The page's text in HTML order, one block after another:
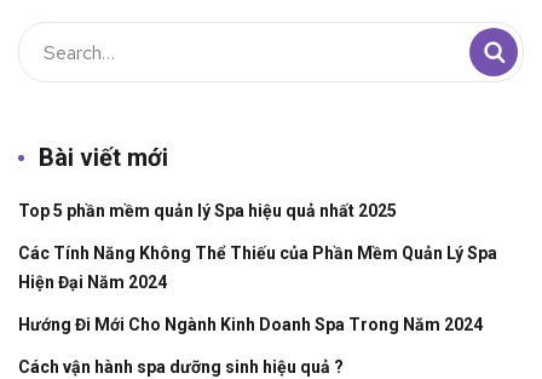
Bài viết mới
Top 5 phần mềm quản lý Spa hiệu quả nhất 2025
Các Tính Năng Không Thể Thiếu của Phần Mềm Quản Lý Spa
Hiện Đại Năm 2024
Hướng Đi Mới Cho Ngành Kinh Doanh Spa Trong Năm 2024
Cách vận hành spa dưỡng sinh hiệu quả ?